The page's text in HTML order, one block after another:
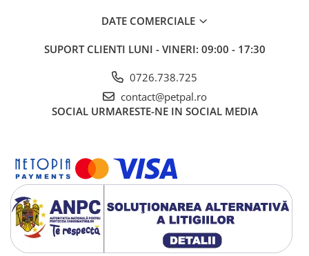
DATE COMERCIALE
SUPORT CLIENTI LUNI - VINERI: 09:00 - 17:30
0726.738.725
contact@petpal.ro
SOCIAL URMARESTE-NE IN SOCIAL MEDIA